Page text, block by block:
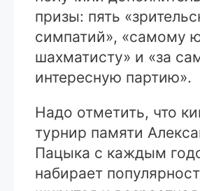
призы: пять
симпатий», «самому
шахматисту» и «за
интересную партию».
Надо отметить, что
турнир памяти
Пацыка с каждым
набирает